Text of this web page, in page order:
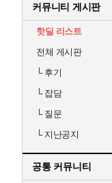
커뮤니티 게시판
핫딜 리스트
전체 게시판
└후기
└잡담
└질문
└지난공지
공통 커뮤니티